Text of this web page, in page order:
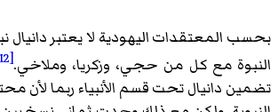
بحسب المعتقدات اليهودية لا يعتبر دانيال
النبوة مع كل من حجي، وزكريا، وملاخي.[12]
تضمين دانيال تحت قسم الأنبياء ربما لأن